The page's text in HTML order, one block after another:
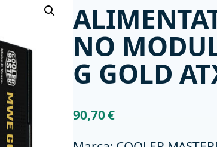
NO
G GOLD
90,70€